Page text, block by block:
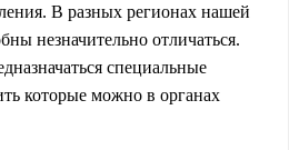
В разных регионах нашей
незначительно отличаться.
специальные
которые можно в органах